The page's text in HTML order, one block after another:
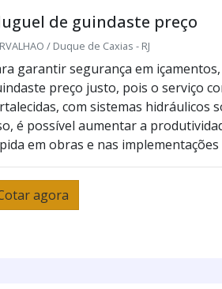
de guindaste preço
/ Duque de Caxias - RJ
garantir segurança em
preço justo, pois o serviço
com sistemas hidráulicos
é possível aumentar a
em obras e nas
agora